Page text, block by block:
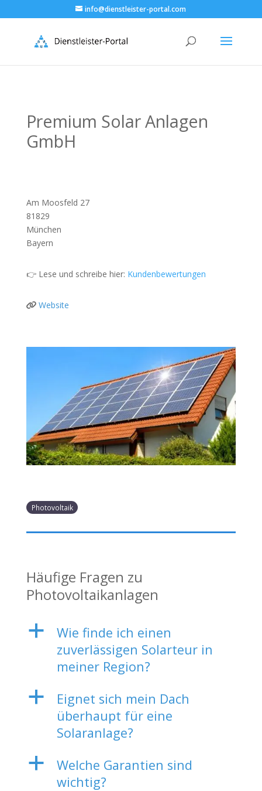
info@dienstleister-portal.com
Premium Solar Anlagen
GmbH
Am Moosfeld 27
81829
München
Bayern
👉 Lese und schreibe hier: Kundenbewertungen
Website
Photovoltaik
Häufige Fragen zu
Photovoltaikanlagen
a
Wie finde ich einen
zuverlässigen Solarteur in
meiner Region?
a
Eignet sich mein Dach
überhaupt für eine
Solaranlage?
a
Welche Garantien sind
wichtig?